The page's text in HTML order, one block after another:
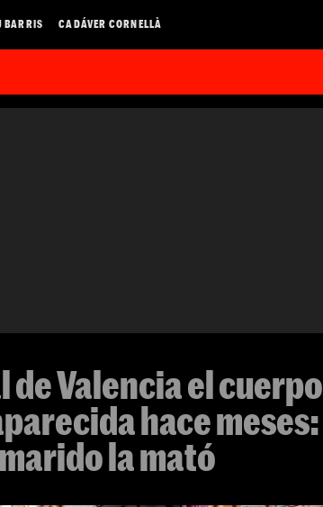
BARRIS CADÁVER CORNELLÀ
de Valencia el cuerpo
hace meses:
la mató